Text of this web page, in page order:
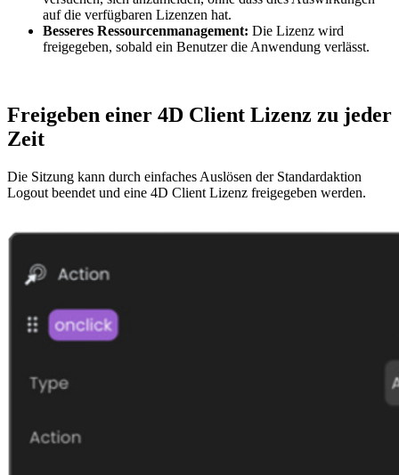
auf die verfügbaren Lizenzen hat.
Besseres Ressourcenmanagement: Die Lizenz wird
freigegeben, sobald ein Benutzer die Anwendung verlässt.
Freigeben einer 4D Client Lizenz zu jeder
Zeit
Die Sitzung kann durch einfaches Auslösen der Standardaktion
Logout beendet und eine 4D Client Lizenz freigegeben werden.